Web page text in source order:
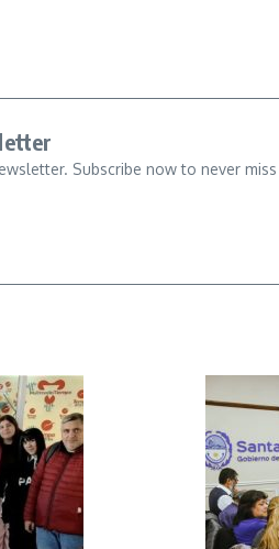
Subscribe now to never